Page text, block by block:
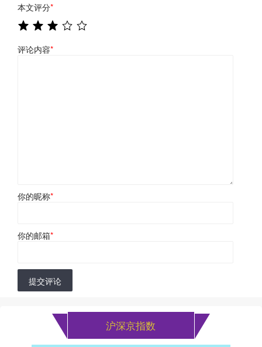
本文评分*
评论内容*
你的昵称*
你的邮箱*
提交评论
沪深京指数